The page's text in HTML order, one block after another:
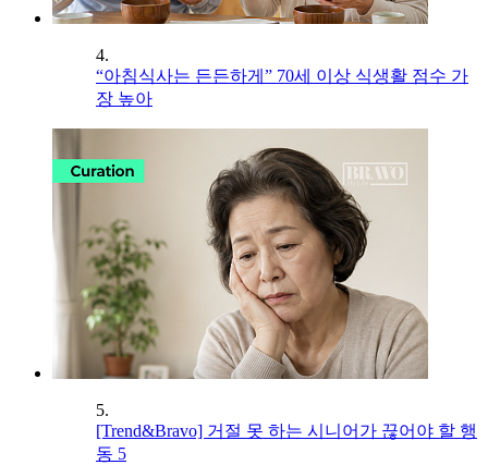
4.
“아침식사는 든든하게” 70세 이상 식생활 점수 가
장 높아
5.
[Trend&Bravo] 거절 못 하는 시니어가 끊어야 할 행
동 5